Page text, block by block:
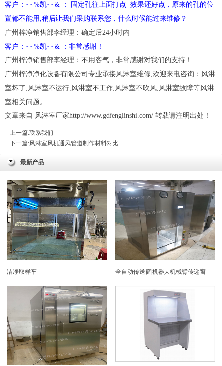
客户：~~%凯~~& ： 固定孔往上面打点 效果还好点，原来的孔的位
置都不能用,稍后让我们采购联系您，什么时候能过来维修？
广州梓净销售部李经理：确定后24小时内
客户：~~%凯~~& ：非常感谢！
广州梓净销售部李经理：不用客气，非常感谢对我们的支持！
广州梓净净化设备有限公司专业承接风淋室维修,欢迎来电咨询：风淋
室坏了,风淋室不运行,风淋室不工作,风淋室不吹风,风淋室故障等风淋
室相关问题。
文章来自 风淋室厂家http://www.gdfenglinshi.com/ 转载请注明出处！
上一篇:联系我们
下一篇:风淋室风机通风管道制作材料对比
最新产品
洁净取样车 全自动传送窗|机器人机械臂传递窗